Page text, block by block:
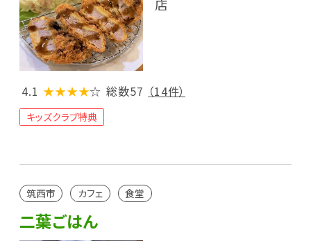
店
4.1 ★★★★☆ 総数57 （14件）
キッズクラブ特典
筑西市 カフェ 食堂
二葉ごはん